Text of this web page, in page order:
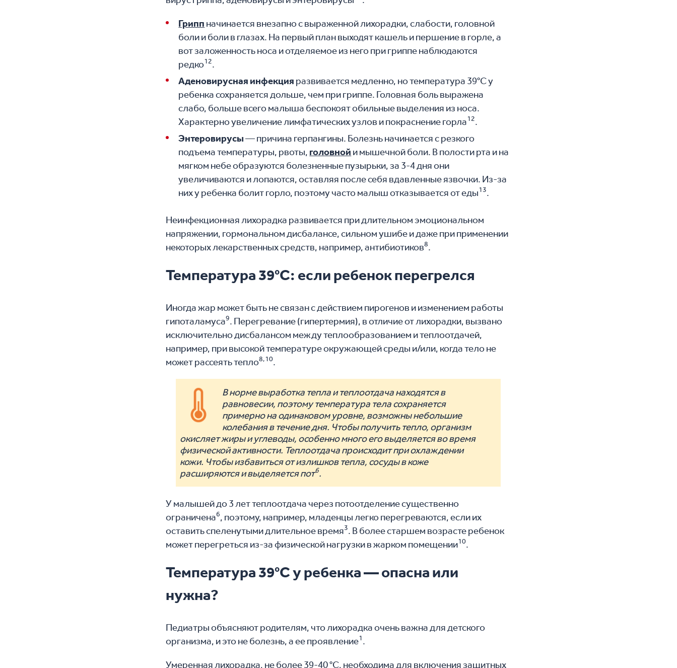
Грипп начинается внезапно с выраженной лихорадки, слабости, головной
боли и боли в глазах. На первый план выходят кашель и першение в горле, а
вот заложенность носа и отделяемое из него при гриппе наблюдаются
редко12.
Аденовирусная инфекция развивается медленно, но температура 39°С у
ребенка сохраняется дольше, чем при гриппе. Головная боль выражена
слабо, больше всего малыша беспокоят обильные выделения из носа.
Характерно увеличение лимфатических узлов и покраснение горла12.
Энтеровирусы— причина герпангины. Болезнь начинается с резкого
подъема температуры, рвоты, головной и мышечной боли. В полости рта и на
мягком небе образуются болезненные пузырьки, за 3-4 дня они
увеличиваются и лопаются, оставляя после себя вдавленные язвочки. Из-за
них у ребенка болит горло, поэтому часто малыш отказывается от еды13.
Неинфекционная лихорадка развивается при длительном эмоциональном
напряжении, гормональном дисбалансе, сильном ушибе и даже при применении
некоторых лекарственных средств, например, антибиотиков8.
Температура 39°С: если ребенок перегрелся
Иногда жар может быть не связан с действием пирогенов и изменением работы
гипоталамуса9. Перегревание (гипертермия), в отличие от лихорадки, вызвано
исключительно дисбалансом между теплообразованием и теплоотдачей,
например, при высокой температуре окружающей среды и/или, когда тело не
может рассеять тепло8,10.
В норме выработка тепла и теплоотдача находятся в
равновесии, поэтому температура тела сохраняется
примерно на одинаковом уровне, возможны небольшие
колебания в течение дня. Чтобы получить тепло, организм
окисляет жиры и углеводы, особенно много его выделяется во время
физической активности. Теплоотдача происходит при охлаждении
кожи. Чтобы избавиться от излишков тепла, сосуды в коже
расширяются и выделяется пот6.
У малышей до 3 лет теплоотдача через потоотделение существенно
ограничена6, поэтому, например, младенцы легко перегреваются, если их
оставить спеленутыми длительное время3. В более старшем возрасте ребенок
может перегреться из-за физической нагрузки в жарком помещении10.
Температура 39°С у ребенка — опасна или
нужна?
Педиатры объясняют родителям, что лихорадка очень важна для детского
организма, и это не болезнь, а ее проявление1.
Умеренная лихорадка, не более 39-40 °С, необходима для включения защитных